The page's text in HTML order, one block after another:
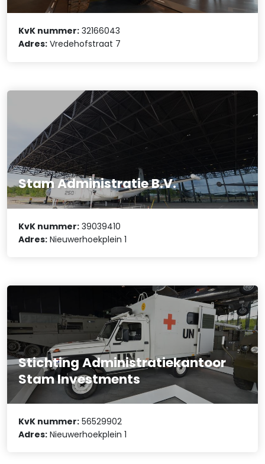
KvK nummer: 32166043
Adres: Vredehofstraat 7
Stam Administratie B.V.
KvK nummer: 39039410
Adres: Nieuwerhoekplein 1
Stichting Administratiekantoor
Stam Investments
KvK nummer: 56529902
Adres: Nieuwerhoekplein 1